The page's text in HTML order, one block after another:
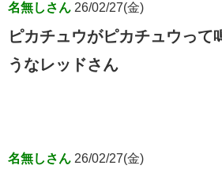
名無しさん 26/02/27(金)
ピカチュウがピカチュウって
うなレッドさん
名無しさん 26/02/27(金)